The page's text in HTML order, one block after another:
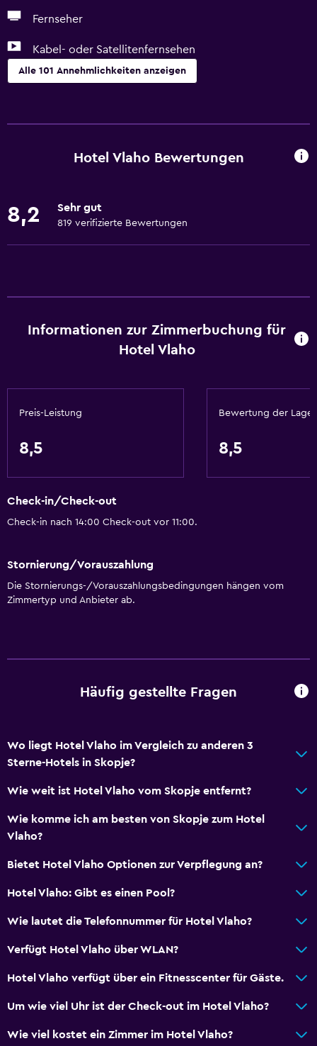
Fernseher
Kabel- oder Satellitenfernsehen
Alle 101 Annehmlichkeiten anzeigen
Familienzimmer
Blick auf ruhige Straße
Schalldämmung
Tagungs-/Banketträume
Minimarkt vor Ort
Tourschalter
Zutritt mit Schlüssel
24-Stunden-Rezeption
WLAN in allen Bereichen verfügbar
Internet
Toilettenartikel
Rauchmelder
Heizung
Bettwäsche
Handtücher
Shampoo
Hotel Vlaho Bewertungen
8,2 Sehr gut
819 verifizierte Bewertungen
Informationen zur Zimmerbuchung für
Hotel Vlaho
Preis-Leistung
8,5
Bewertung der Lage
8,5
Check-in/Check-out
Check-in nach 14:00 Check-out vor 11:00.
Stornierung/Vorauszahlung
Die Stornierungs-/Vorauszahlungsbedingungen hängen vom
Zimmertyp und Anbieter ab.
Häufig gestellte Fragen
Wo liegt Hotel Vlaho im Vergleich zu anderen 3
Sterne-Hotels in Skopje?
Wie weit ist Hotel Vlaho vom Skopje entfernt?
Wie komme ich am besten von Skopje zum Hotel
Vlaho?
Bietet Hotel Vlaho Optionen zur Verpflegung an?
Hotel Vlaho: Gibt es einen Pool?
Wie lautet die Telefonnummer für Hotel Vlaho?
Verfügt Hotel Vlaho über WLAN?
Hotel Vlaho verfügt über ein Fitnesscenter für Gäste.
Um wie viel Uhr ist der Check-out im Hotel Vlaho?
Wie viel kostet ein Zimmer im Hotel Vlaho?